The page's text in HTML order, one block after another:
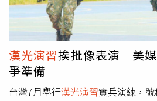
短期內發動攻擊仍有歧見，但普遍
中國可能的攻擊方式很多，包括灘
封鎖，甚至切斷海底電纜。這些場
電視劇中出現，用於模擬中國入侵
人士與台灣官員認為，中國的「入
式展開，透過經濟與文化交流、資
灣民心。根據瑞典哥德堡大學「多
雙贏之道。此外，籌措進來的武器
艦、無人載具的獲得，以及國軍所
政府都會給予支持，堅定做國軍的
軍整體戰力。最後，賴清德期勉持
支「有榮耀、有紀律、有戰力」的
民主的日常生活。包括國安會秘書
司令唐華、艦指部指揮官吳立平、
際局勢動盪不已，俄烏戰爭未停、
台海、東海與南海的軍事行動，都
序，面臨前所未有的挑戰。在威權
國家更必須團結在一起，共同捍衛
位處第一島鏈的關鍵位置，是印太
此，他上任後，積極落實「和平四
強化國防力量，建構經濟安全，展
漢光演習挨批像表演 美
爭準備
台灣7月舉行漢光演習實兵演練，